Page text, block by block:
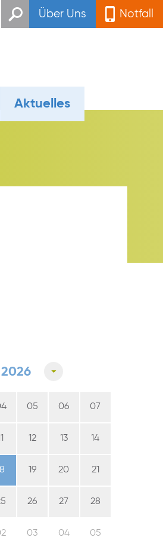
Über Uns Notfall
Aktuelles
05 06 07
12 13 14
19 20 21
26 27 28
03 04 05